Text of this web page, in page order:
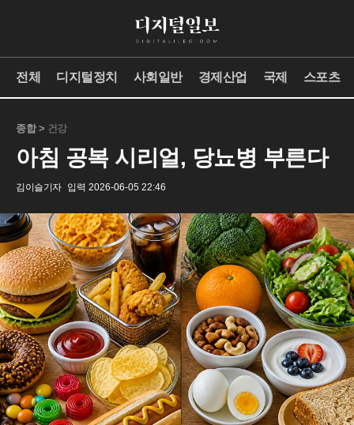
전체 디지털정치 사회일반 경제산업 국제 스포츠
종합 > 건강
아침 공복 시리얼, 당뇨병 부른다
김이슬기자 입력 2026-06-05 22:46